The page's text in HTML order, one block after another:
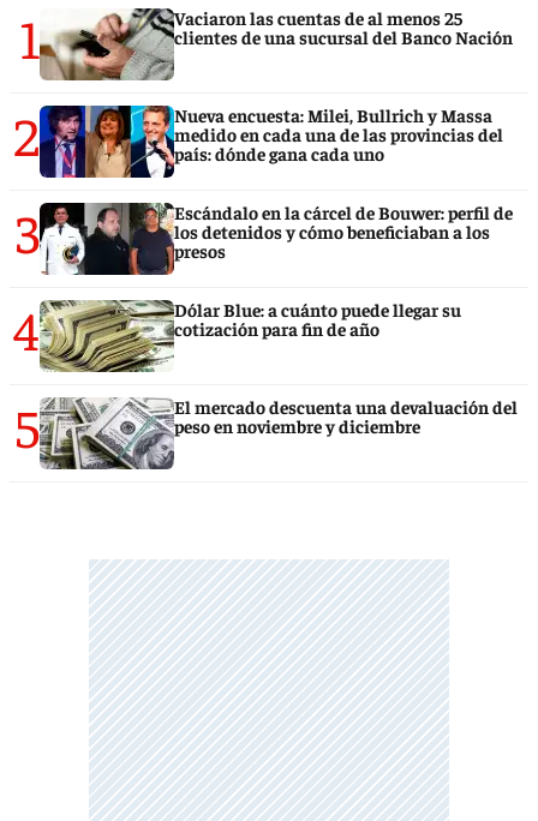
1
Vaciaron las cuentas de al menos 25
clientes de una sucursal del Banco Nación
2
Nueva encuesta: Milei, Bullrich y Massa
medido en cada una de las provincias del
país: dónde gana cada uno
3
Escándalo en la cárcel de Bouwer: perfil de
los detenidos y cómo beneficiaban a los
presos
4
Dólar Blue: a cuánto puede llegar su
cotización para fin de año
5
El mercado descuenta una devaluación del
peso en noviembre y diciembre